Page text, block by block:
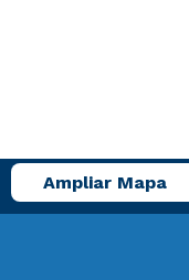
Ampliar Mapa